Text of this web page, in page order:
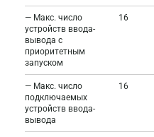
— Макс. число
устройств ввода-
вывода с
приоритетным
запуском
16
— Макс. число
подключаемых
устройств ввода-
вывода
16